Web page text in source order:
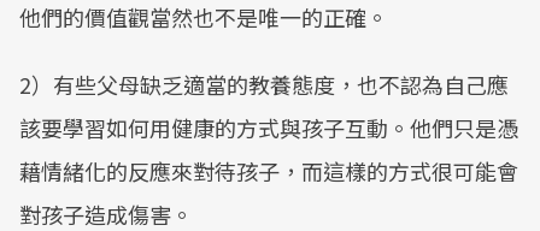
他們的價值觀當然也不是唯一的正確。
2）有些父母缺乏適當的教養態度，也不認為自己應
該要學習如何用健康的方式與孩子互動。他們只是憑
藉情緒化的反應來對待孩子，而這樣的方式很可能會
對孩子造成傷害。